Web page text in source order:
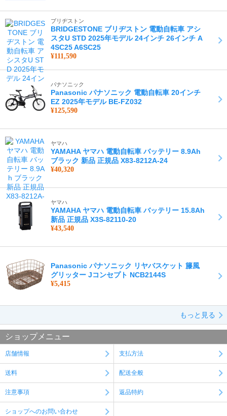
ブリヂストン
BRIDGESTONE ブリヂストン 電動自転車 アシ
スタU STD 2025年モデル 24インチ 26インチ A
4SC25 A6SC25
¥111,590
パナソニック
Panasonic パナソニック 電動自転車 20インチ
EZ 2025年モデル BE-FZ032
¥125,590
ヤマハ
YAMAHA ヤマハ 電動自転車 バッテリー 8.9Ah
ブラック 新品 正規品 X83-8212A-24
¥40,320
ヤマハ
YAMAHA ヤマハ 電動自転車 バッテリー 15.8Ah
新品 正規品 X3S-82110-20
¥43,540
Panasonic パナソニック リヤバスケット 籐風
グリッター Jコンセプト NCB2144S
¥5,415
もっと見る
ショップメニュー
店舗情報 支払方法
送料 配送全般
注意事項 返品特約
ショップへのお問い合わせ